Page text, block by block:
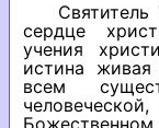
сердце
учения
истина
всем
Божественном